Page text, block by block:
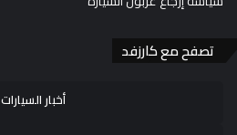
تصفح مع كارزفد
أخبار السيارات